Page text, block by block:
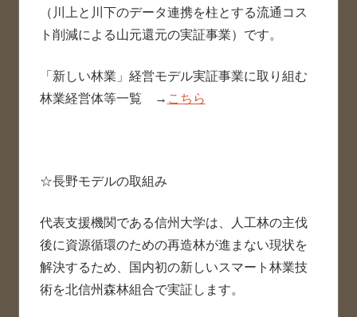
（川上と川下のデータ連携を柱とする流通コス
ト削減による山元還元の実証事業）です。
「新しい林業」経営モデル実証事業に取り組む
林業経営体等一覧 → こちら
☆長野モデルの取組み
代表支援機関である信州大学は、人工林の主伐
後に資源循環のための再造林が進まない現状を
解決するため、国内初の新しいスマート林業技
術を北信州森林組合で実証します。